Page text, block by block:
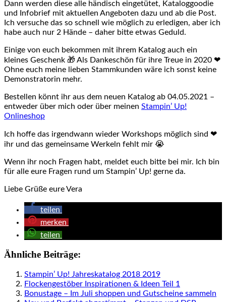
Dann werden diese alle händisch eingetütet, Kataloggoodie
und Infobrief mit aktuellen Angeboten dazu und ab die Post.
Ich versuche das so schnell wie möglich zu erledigen, aber ich
habe auch nur 2 Hände – daher bitte etwas Geduld.
Einige von euch bekommen mit ihrem Katalog auch ein
kleines Geschenk 🎁 Als Dankeschön für ihre Treue in 2020 ❤
Ohne euch meine lieben Stammkunden wäre ich sonst keine
Demonstratorin mehr.
Bestellen könnt ihr aus dem neuen Katalog ab 04.05.2021 –
entweder über mich oder über meinen Stampin’ Up!
Onlineshop
Ich hoffe das irgendwann wieder Workshops möglich sind ❤
ihr und das gemeinsame Werkeln fehlt mir 😭
Wenn ihr noch Fragen habt, meldet euch bitte bei mir. Ich bin
für alle eure Fragen rund um Stampin’ Up! gerne da.
Liebe Grüße eure Vera
teilen
merken
teilen
Ähnliche Beiträge:
Stampin’ Up! Jahreskatalog 2018 2019
Flockengestöber Inspirationen & Ideen Teil 1
Bonustage – Im Juli shoppen und Gutscheine sammeln